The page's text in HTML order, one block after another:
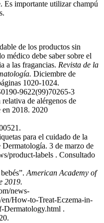
Es importante utilizar champú
de los productos sin
médico debe saber sobre el
a las fragancias. Revista de la
Diciembre de
1020-1024.
9622(99)70265-3
de alérgenos de
en 2018. 2020
para el cuidado de la
3 de marzo de
product-labels . Consultado
American Academy of
2019.
news-
How-to-Treat-Eczema-in-
Dermatology.html .